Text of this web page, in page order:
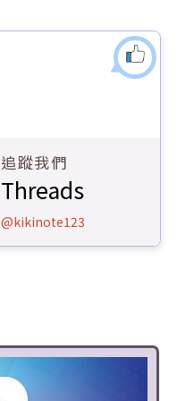
追蹤我們
Threads
@kikinote123